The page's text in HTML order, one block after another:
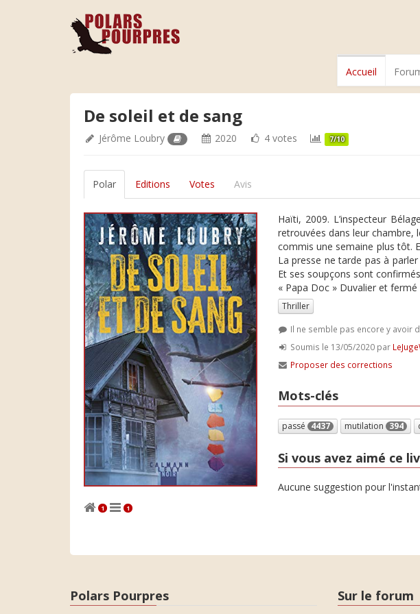
Accueil
De soleil et de sang
Jérôme Loubry 2020 4 votes 7/10
Polar Editions Votes Avis
1 1
Haïti, 2009. L’inspecteur
retrouvées dans leur chambre,
commis une semaine plus tôt.
La presse ne tarde pas à
Et ses soupçons sont
« Papa Doc » Duvalier et
Thriller
Il ne semble pas encore y avoir
Soumis le 13/05/2020 par
Proposer des corrections
Mots-clés
passé 4437 mutilation 394
Si vous avez aimé ce
Aucune suggestion pour
Polars Pourpres Sur le forum